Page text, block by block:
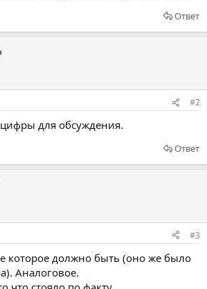
Ответ
#2
для обсуждения.
Ответ
#3
которое должно быть (оно же было
Аналоговое.